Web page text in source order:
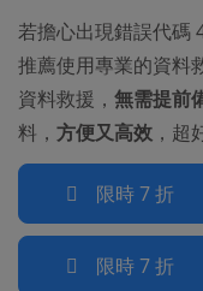
若擔心出現錯誤代碼
推薦使用專業的資料
資料救援， 無需提前
料， 方便又高效 ，超
限時 7 折
限時 7 折